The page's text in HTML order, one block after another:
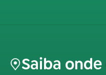
Saiba onde